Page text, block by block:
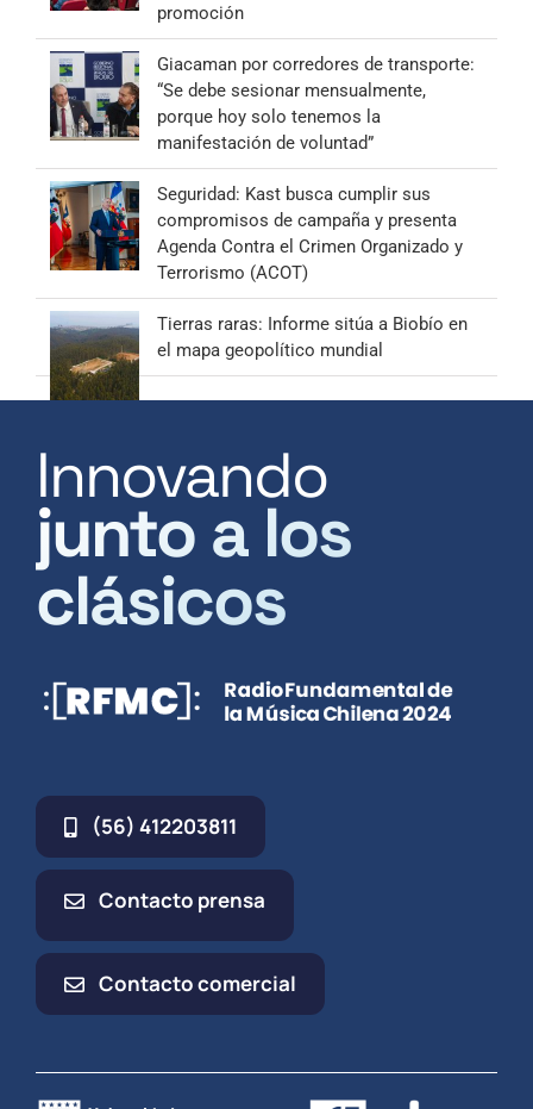
promoción
Giacaman por corredores de transporte:
“Se debe sesionar mensualmente,
porque hoy solo tenemos la
manifestación de voluntad”
Seguridad: Kast busca cumplir sus
compromisos de campaña y presenta
Agenda Contra el Crimen Organizado y
Terrorismo (ACOT)
Tierras raras: Informe sitúa a Biobío en
el mapa geopolítico mundial
Innovando
junto a los
clásicos
(56) 412203811
Contacto prensa
Contacto comercial